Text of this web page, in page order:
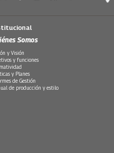
Somos
y Visión
y funciones
y Planes
de Gestión
de producción y estilo